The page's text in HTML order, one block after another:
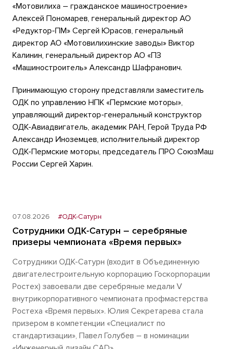
«Мотовилиха – гражданское машиностроение»
Алексей Пономарев, генеральный директор АО
«Редуктор-ПМ» Сергей Юрасов, генеральный
директор АО «Мотовилихинские заводы» Виктор
Калинин, генеральный директор АО «ПЗ
«Машиностроитель» Александр Шафранович.
Принимающую сторону представляли заместитель
ОДК по управлению НПК «Пермские моторы»,
управляющий директор-генеральный конструктор
ОДК-Авиадвигатель, академик РАН, Герой Труда РФ
Александр Иноземцев, исполнительный директор
ОДК-Пермские моторы, председатель ПРО СоюзМаш
России Сергей Харин.
07.08.2026 #ОДК-Сатурн
Сотрудники ОДК-Сатурн – серебряные
призеры чемпионата «Время первых»
Сотрудники ОДК-Сатурн (входит в Объединенную
двигателестроительную корпорацию Госкорпорации
Ростех) завоевали две серебряные медали V
внутрикорпоративного чемпионата профмастерства
Ростеха «Время первых». Юлия Секретарева стала
призером в компетенции «Специалист по
стандартизации», Павел Голубев – в номинации